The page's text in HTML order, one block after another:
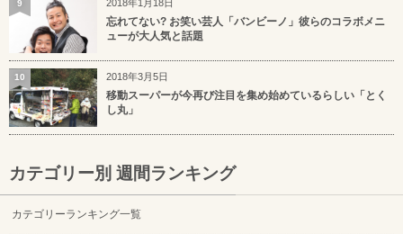
2018年1月18日
忘れてない? お笑い芸人「バンビーノ」彼らのコラボメニ
ューが大人気と話題
9
2018年3月5日
移動スーパーが今再び注目を集め始めているらしい「とく
し丸」
10
カテゴリー別 週間ランキング
カテゴリーランキング一覧